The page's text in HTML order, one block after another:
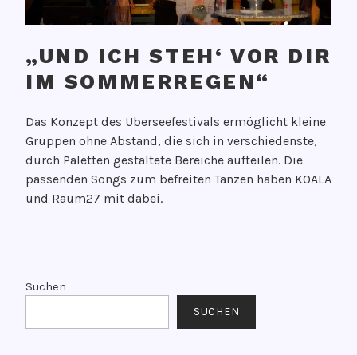
„UND ICH STEH‘ VOR DIR
IM SOMMERREGEN“
e
r
ö
f
f
l
i
Das Konzept des Überseefestivals ermöglicht kleine
Gruppen ohne Abstand, die sich in verschiedenste,
durch Paletten gestaltete Bereiche aufteilen. Die
passenden Songs zum befreiten Tanzen haben KOALA
und Raum27 mit dabei.
r
c
Suchen
SUCHEN